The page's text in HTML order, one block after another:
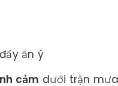
đầy ẩn ý
cảm dưới trận